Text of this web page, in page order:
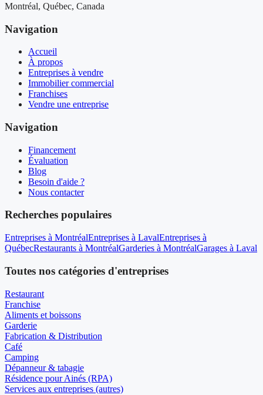
Montréal, Québec, Canada
Navigation
Accueil
À propos
Entreprises à vendre
Immobilier commercial
Franchises
Vendre une entreprise
Navigation
Financement
Évaluation
Blog
Besoin d'aide ?
Nous contacter
Recherches populaires
Entreprises à MontréalEntreprises à LavalEntreprises à
QuébecRestaurants à MontréalGarderies à MontréalGarages à Laval
Toutes nos catégories d'entreprises
Restaurant
Franchise
Aliments et boissons
Garderie
Fabrication & Distribution
Café
Camping
Dépanneur & tabagie
Résidence pour Ainés (RPA)
Services aux entreprises (autres)